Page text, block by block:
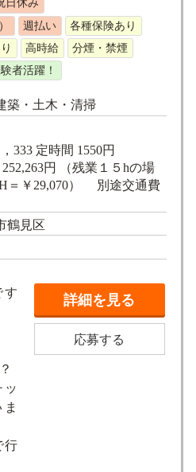
日休み
週払い
各種保険あり
高時給
分煙・禁煙
者活躍！
築・土木・清掃
333 定時間 1550円
円 （残業１５hの場
＝￥29,070） 別途交通費
鶴見区
行
詳細を見る
応募する